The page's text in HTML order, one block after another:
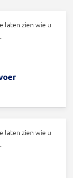
laten zien wie u
.
laten zien wie u
.